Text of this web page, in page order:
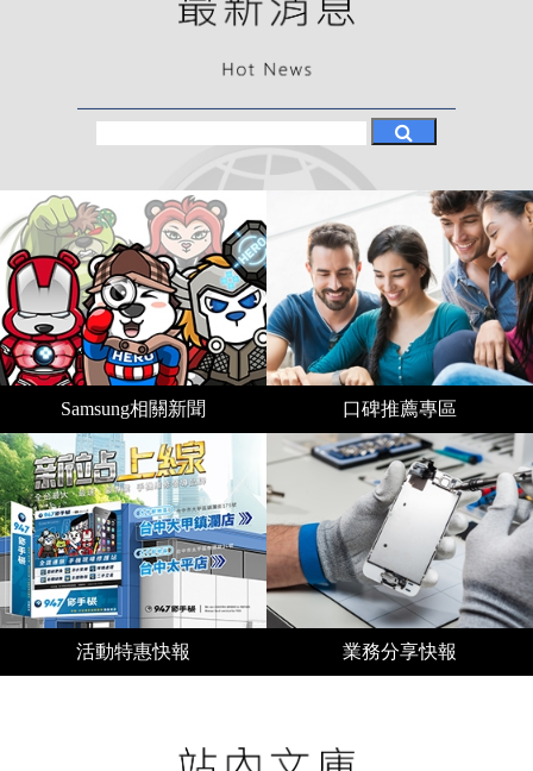
Samsung相關新聞 口碑推薦專區
活動特惠快報 業務分享快報